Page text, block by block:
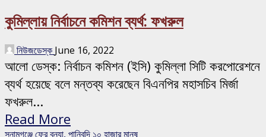
কুমিল্লায় নির্বাচনে কমিশন ব্যর্থ: ফখরুল
নিউজডেস্ক June 16, 2022
আলো ডেস্ক: নির্বাচন কমিশন (ইসি) কুমিল্লা সিটি করপোরেশনে
ব্যর্থ হয়েছে বলে মন্তব্য করেছেন বিএনপির মহাসচিব মির্জা
ফখরুল...
Read More
সুনামগঞ্জে ফের বন্যা, পানিবন্দি ১০ হাজার মানুষ